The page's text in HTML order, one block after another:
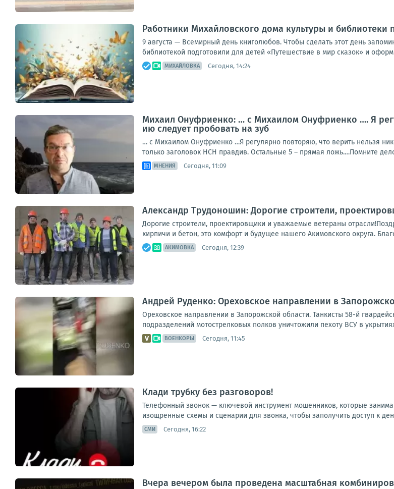
Работники Михайловского дома культуры и
9 августа — Всемирный день книголюбов. Чтобы сделать этот день
библиотекой подготовили для детей «Путешествие в мир сказок» и
МИХАЙЛОВКА Сегодня, 14:24
Михаил Онуфриенко: … с Михаилом Онуфриенко …. Я
ию следует пробовать на зуб
… с Михаилом Онуфриенко …Я регулярно повторяю, что верить нельзя
только заголовок НСН правдив. Остальные 5 – прямая ложь.…Помните
МНЕНИЯ Сегодня, 11:09
Александр Трудоношин: Дорогие строители,
Дорогие строители, проектировщики и уважаемые ветераны
кирпичи и бетон, это комфорт и будущее нашего Акимовского округа.
АКИМОВКА Сегодня, 12:39
Андрей Руденко: Ореховское направлении в
Ореховское направлении в Запорожской области. Танкисты 58-й
подразделений мотострелковых полков уничтожили пехоту ВСУ в
ВОЕНКОРЫ Сегодня, 11:45
Клади трубку без разговоров!
Телефонный звонок — ключевой инструмент мошенников, которые
изощренные схемы и сценарии для звонка, чтобы заполучить доступ к
СМИ Сегодня, 16:22
Вчера вечером была проведена масштабная